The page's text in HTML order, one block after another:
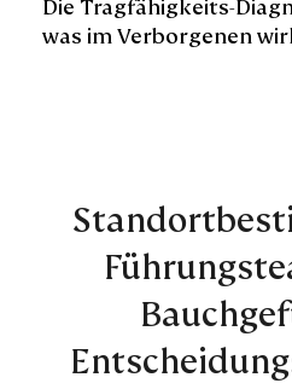
Die Tragfähigkeits-
was im Verborgenen